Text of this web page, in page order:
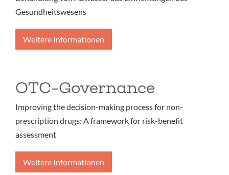
Gesundheitswesens
Weitere Informationen
OTC-Governance
Improving the decision-making process for non-
prescription drugs: A framework for risk-benefit
assessment
Weitere Informationen